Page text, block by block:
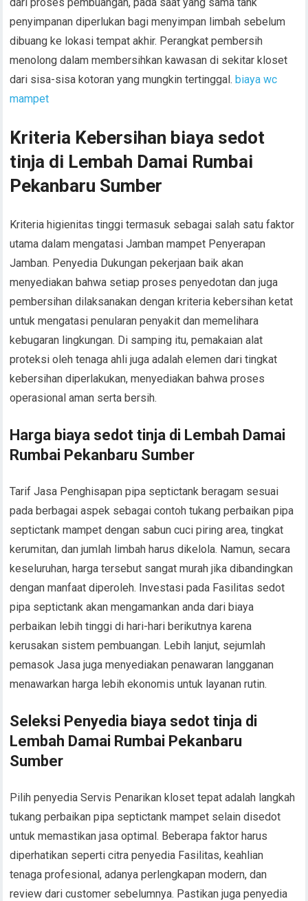
penyimpanan diperlukan bagi menyimpan limbah sebelum
dibuang ke lokasi tempat akhir. Perangkat pembersih
menolong dalam membersihkan kawasan di sekitar kloset
dari sisa-sisa kotoran yang mungkin tertinggal.biaya wc
mampet
Kriteria Kebersihan biaya sedot
tinja di Lembah Damai Rumbai
Pekanbaru Sumber
Kriteria higienitas tinggi termasuk sebagai salah satu faktor
utama dalam mengatasi Jamban mampet Penyerapan
Jamban. Penyedia Dukungan pekerjaan baik akan
menyediakan bahwa setiap proses penyedotan dan juga
pembersihan dilaksanakan dengan kriteria kebersihan ketat
untuk mengatasi penularan penyakit dan memelihara
kebugaran lingkungan. Di samping itu, pemakaian alat
proteksi oleh tenaga ahli juga adalah elemen dari tingkat
kebersihan diperlakukan, menyediakan bahwa proses
operasional aman serta bersih.
Harga biaya sedot tinja di Lembah Damai
Rumbai Pekanbaru Sumber
Tarif Jasa Penghisapan pipa septictank beragam sesuai
pada berbagai aspek sebagai contoh tukang perbaikan pipa
septictank mampet dengan sabun cuci piring area, tingkat
kerumitan, dan jumlah limbah harus dikelola. Namun, secara
keseluruhan, harga tersebut sangat murah jika dibandingkan
dengan manfaat diperoleh. Investasi pada Fasilitas sedot
pipa septictank akan mengamankan anda dari biaya
perbaikan lebih tinggi di hari-hari berikutnya karena
kerusakan sistem pembuangan. Lebih lanjut, sejumlah
pemasok Jasa juga menyediakan penawaran langganan
menawarkan harga lebih ekonomis untuk layanan rutin.
Seleksi Penyedia biaya sedot tinja di
Lembah Damai Rumbai Pekanbaru
Sumber
Pilih penyedia Servis Penarikan kloset tepat adalah langkah
tukang perbaikan pipa septictank mampet selain disedot
untuk memastikan jasa optimal. Beberapa faktor harus
diperhatikan seperti citra penyedia Fasilitas, keahlian
tenaga profesional, adanya perlengkapan modern, dan
review dari customer sebelumnya. Pastikan juga penyedia